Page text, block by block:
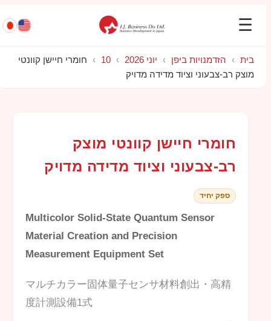
☰
בית › הזדמנויות ביפן › יוני 2026 ›
10
›
חומרי חיישן קוונטי
מוצק רב-צבעוני וציוד מדידה מדויק
חומרי חיישן קוונטי מוצק
רב-צבעוני וציוד מדידה מדויק
ספק יחיד
Multicolor Solid-State Quantum Sensor
Material Creation and Precision
Measurement Equipment Set
マルチカラー固体量子センサ材料創出・高精
度計測設備1式